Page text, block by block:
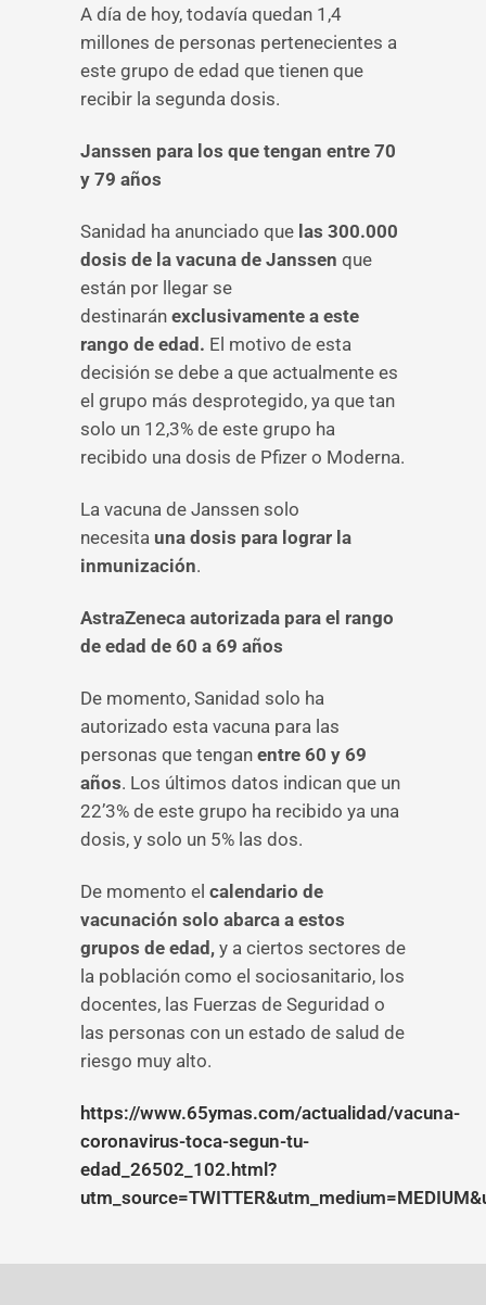
A día de hoy, todavía quedan 1,4
millones de personas pertenecientes a
este grupo de edad que tienen que
recibir la segunda dosis.
Janssen para los que tengan entre 70
y 79 años
Sanidad ha anunciado que las 300.000
dosis de la vacuna de Janssen que
están por llegar se
destinarán exclusivamente a este
rango de edad. El motivo de esta
decisión se debe a que actualmente es
el grupo más desprotegido, ya que tan
solo un 12,3% de este grupo ha
recibido una dosis de Pfizer o Moderna.
La vacuna de Janssen solo
necesita una dosis para lograr la
inmunización.
AstraZeneca autorizada para el rango
de edad de 60 a 69 años
De momento, Sanidad solo ha
autorizado esta vacuna para las
personas que tengan entre 60 y 69
años. Los últimos datos indican que un
22’3% de este grupo ha recibido ya una
dosis, y solo un 5% las dos.
De momento el calendario de
vacunación solo abarca a estos
grupos de edad, y a ciertos sectores de
la población como el sociosanitario, los
docentes, las Fuerzas de Seguridad o
las personas con un estado de salud de
riesgo muy alto.
https://www.65ymas.com/actualidad/vacuna-
coronavirus-toca-segun-tu-
edad_26502_102.html?